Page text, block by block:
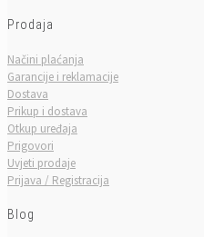
Prodaja
Načini plaćanja
Garancije i reklamacije
Dostava
Prikup i dostava
Otkup uređaja
Prigovori
Uvjeti prodaje
Prijava / Registracija
Blog